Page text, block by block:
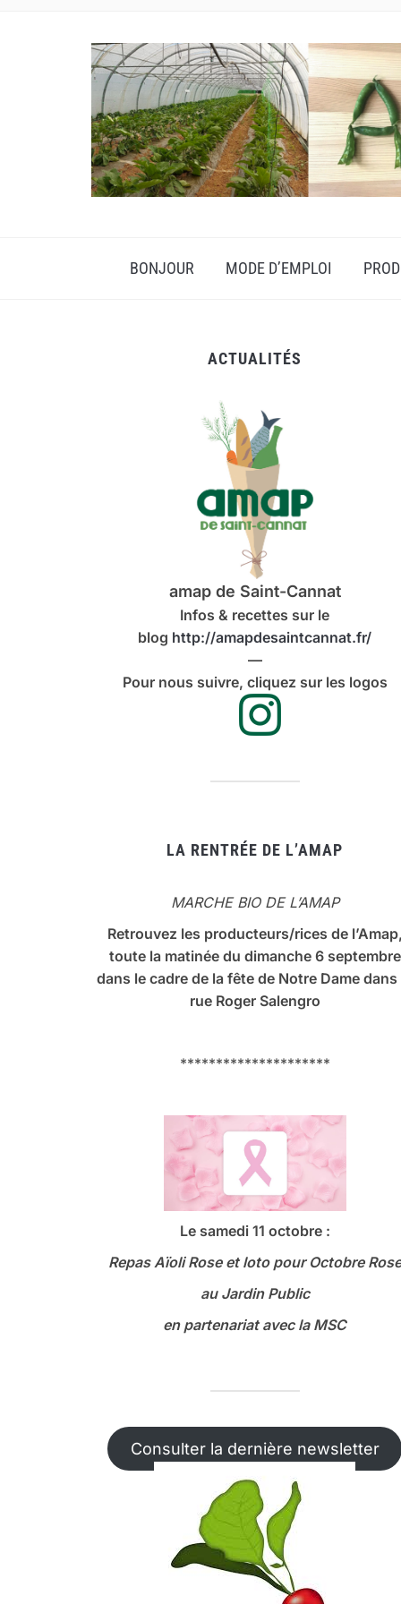
BONJOUR MODE D’EMPLOI
ACTUALITÉS
amap de Saint-Cannat
Infos & recettes sur le
blog http://amapdesaintcannat.fr/
—
Pour nous suivre, cliquez sur les logos
LA RENTRÉE DE L’AMAP
MARCHE BIO DE L’AMAP
Retrouvez les producteurs/rices de
toute la matinée du dimanche 6 septembre
dans le cadre de la fête de Notre Dame dans
rue Roger Salengro
*********************
Le samedi 11 octobre :
Repas Aïoli Rose et loto pour Octobre Rose
au Jardin Public
en partenariat avec la MSC
Consulter la dernière newsletter